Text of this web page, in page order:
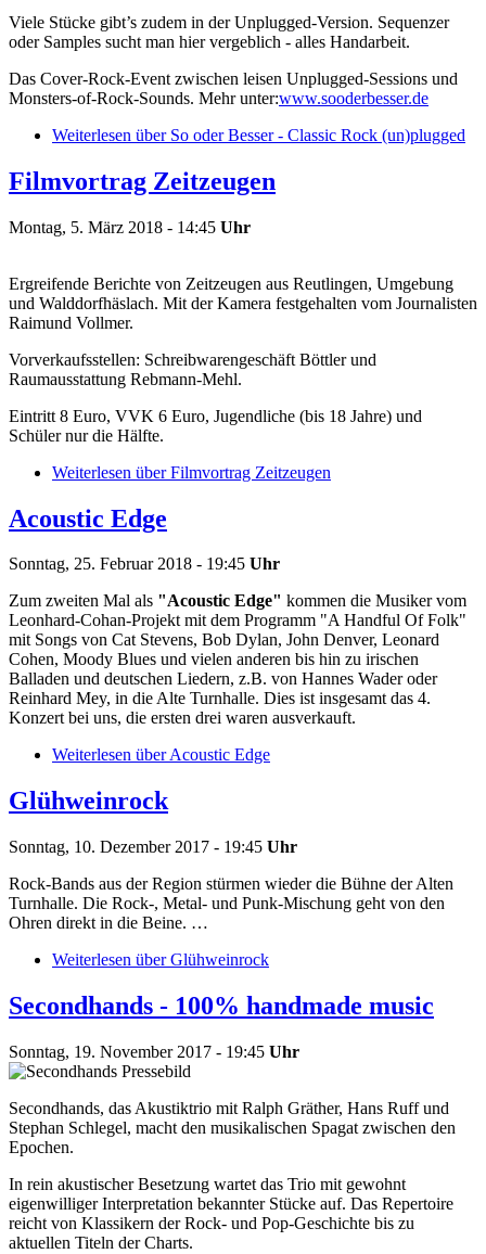
Viele Stücke gibt’s zudem in der Unplugged-Version. Sequenzer
oder Samples sucht man hier vergeblich - alles Handarbeit.
Das Cover-Rock-Event zwischen leisen Unplugged-Sessions und
Monsters-of-Rock-Sounds. Mehr unter:www.sooderbesser.de
Weiterlesen über So oder Besser - Classic Rock (un)plugged
Filmvortrag Zeitzeugen
Montag, 5. März 2018 - 14:45 Uhr
Ergreifende Berichte von Zeitzeugen aus Reutlingen, Umgebung
und Walddorfhäslach. Mit der Kamera festgehalten vom Journalisten
Raimund Vollmer.
Vorverkaufsstellen: Schreibwarengeschäft Böttler und
Raumausstattung Rebmann-Mehl.
Eintritt 8 Euro, VVK 6 Euro, Jugendliche (bis 18 Jahre) und
Schüler nur die Hälfte.
Weiterlesen über Filmvortrag Zeitzeugen
Acoustic Edge
Sonntag, 25. Februar 2018 - 19:45 Uhr
Zum zweiten Mal als "Acoustic Edge" kommen die Musiker vom
Leonhard-Cohan-Projekt mit dem Programm "A Handful Of Folk"
mit Songs von Cat Stevens, Bob Dylan, John Denver, Leonard
Cohen, Moody Blues und vielen anderen bis hin zu irischen
Balladen und deutschen Liedern, z.B. von Hannes Wader oder
Reinhard Mey, in die Alte Turnhalle. Dies ist insgesamt das 4.
Konzert bei uns, die ersten drei waren ausverkauft.
Weiterlesen über Acoustic Edge
Glühweinrock
Sonntag, 10. Dezember 2017 - 19:45 Uhr
Rock-Bands aus der Region stürmen wieder die Bühne der Alten
Turnhalle. Die Rock-, Metal- und Punk-Mischung geht von den
Ohren direkt in die Beine. …
Weiterlesen über Glühweinrock
Secondhands - 100% handmade music
Sonntag, 19. November 2017 - 19:45 Uhr
Secondhands, das Akustiktrio mit Ralph Gräther, Hans Ruff und
Stephan Schlegel, macht den musikalischen Spagat zwischen den
Epochen.
In rein akustischer Besetzung wartet das Trio mit gewohnt
eigenwilliger Interpretation bekannter Stücke auf. Das Repertoire
reicht von Klassikern der Rock- und Pop-Geschichte bis zu
aktuellen Titeln der Charts.